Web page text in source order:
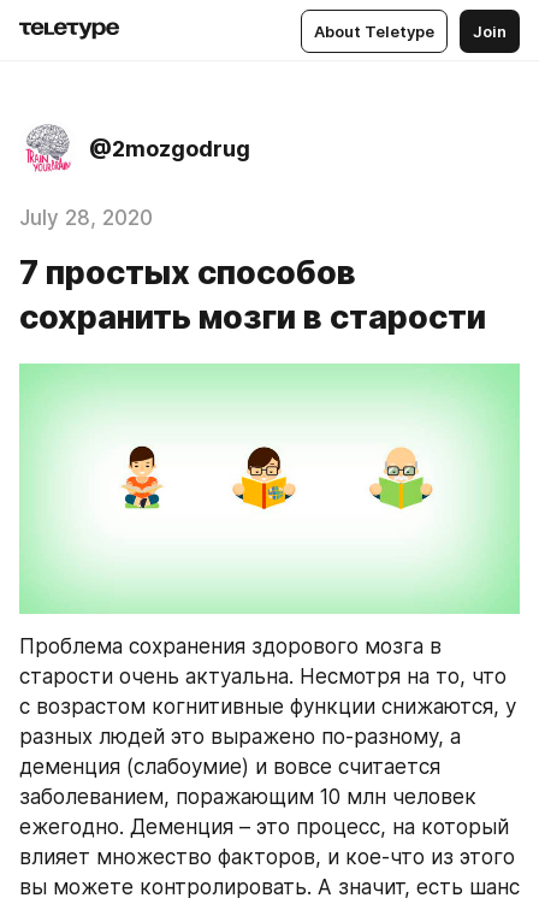
About Teletype Join
@2mozgodrug
July 28, 2020
7 простых способов
сохранить мозги в старости
Проблема сохранения здорового мозга в
старости очень актуальна. Несмотря на то, что
с возрастом когнитивные функции снижаются, у
разных людей это выражено по-разному, а
деменция (слабоумие) и вовсе считается
заболеванием, поражающим 10 млн человек
ежегодно. Деменция – это процесс, на который
влияет множество факторов, и кое-что из этого
вы можете контролировать. А значит, есть шанс